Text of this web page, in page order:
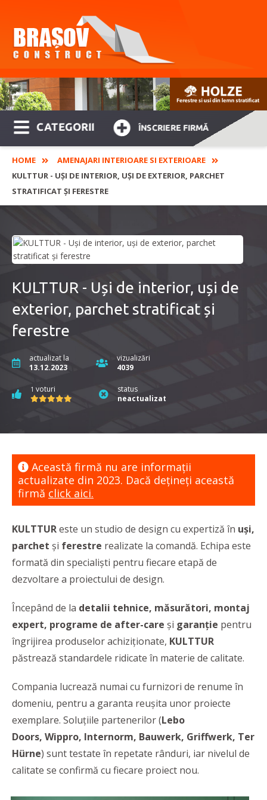
CATEGORII ÎNSCRIERE FIRMĂ
HOME
AMENAJARI INTERIOARE SI EXTERIOARE
KULTTUR - UȘI DE INTERIOR, UȘI DE EXTERIOR, PARCHET
STRATIFICAT ȘI FERESTRE
KULTTUR - Uși de interior, uși de
exterior, parchet stratificat și
ferestre
actualizat la
13.12.2023
vizualizări
4039
1 voturi
status
neactualizat
Această firmă nu are informaţii
actualizate din 2023. Dacă dețineți această
firmă click aici.
KULTTUReste un studio de design cu expertiză în uși,
parchet și ferestre realizate la comandă. Echipa este
formată din specialiști pentru fiecare etapă de
dezvoltare a proiectului de design.
Începând de la detalii tehnice, măsurători, montaj
expert, programe de after-care și garanție pentru
îngrijirea produselor achiziționate, KULTTUR
păstrează standardele ridicate în materie de calitate.
Compania lucrează numai cu furnizori de renume în
domeniu, pentru a garanta reușita unor proiecte
exemplare. Soluțiile partenerilor (Lebo
Doors, Wippro, Internorm, Bauwerk, Griffwerk, Ter
Hürne) sunt testate în repetate rânduri, iar nivelul de
calitate se confirmă cu fiecare proiect nou.